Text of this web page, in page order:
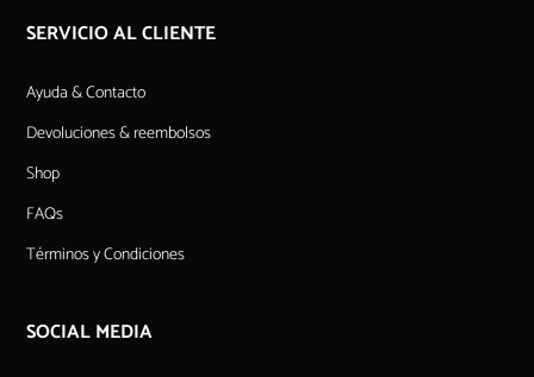
SERVICIO AL CLIENTE
Ayuda & Contacto
Devoluciones & reembolsos
Shop
FAQs
Términos y Condiciones
SOCIAL MEDIA